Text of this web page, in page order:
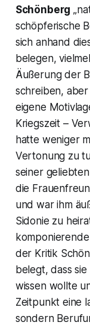
Schönberg
schöpferische
sich anhand
belegen,
Äußerung der
schreiben,
eigene
Kriegszeit –
hatte weniger
Vertonung zu
seiner
die
und war ihm
Sidonie zu
komponierende
der Kritik
belegt, dass
wissen wollte
Zeitpunkt eine
sondern